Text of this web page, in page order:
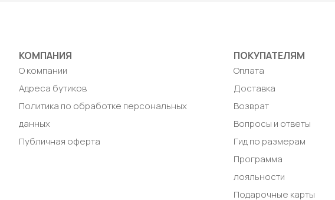
КОМПАНИЯ
О компании
Адреса бутиков
Политика по обработке персональных
данных
Публичная оферта
ПОКУПАТЕЛЯМ
Оплата
Доставка
Возврат
Вопросы и ответы
Гид по размерам
Программа
лояльности
Подарочные карты